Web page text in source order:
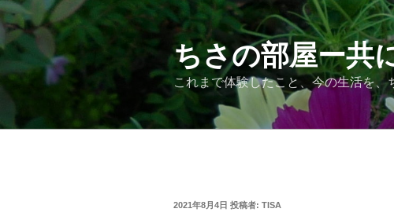
コ
ン
テ
ツ
ちさの部屋ー共
これまで体験したこと、今の生活を
投
2021年8月4日 投稿者: TISA